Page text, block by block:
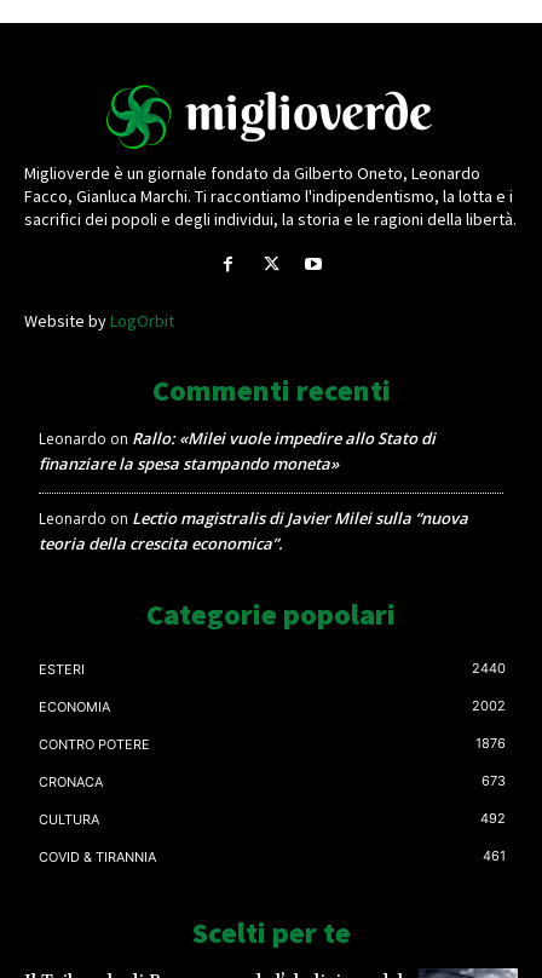
Miglioverde è un giornale fondato da Gilberto Oneto, Leonardo
Facco, Gianluca Marchi. Ti raccontiamo l'indipendentismo, la lotta e i
sacrifici dei popoli e degli individui, la storia e le ragioni della libertà.
Website byLogOrbit
Commenti recenti
Leonardo on Rallo: «Milei vuole impedire allo Stato di
finanziare la spesa stampando moneta»
Leonardo on Lectio magistralis di Javier Milei sulla “nuova
teoria della crescita economica”.
Categorie popolari
ESTERI 2440
ECONOMIA 2002
CONTRO POTERE 1876
CRONACA 673
CULTURA 492
COVID & TIRANNIA 461
Scelti per te